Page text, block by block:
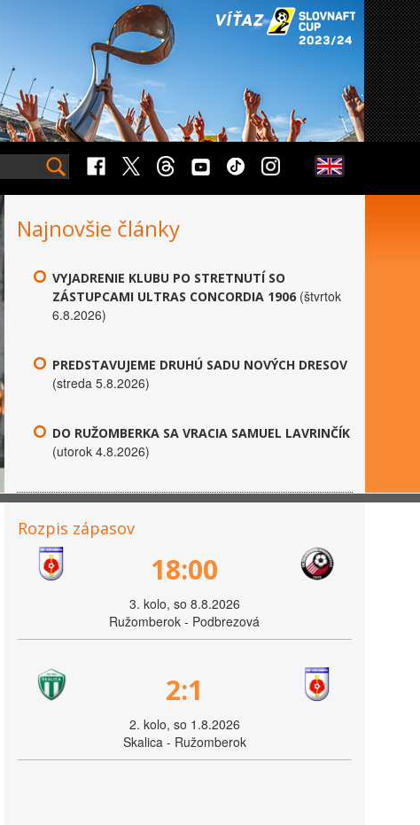
Najnovšie články
VYJADRENIE KLUBU PO STRETNUTÍ SO
ZÁSTUPCAMI ULTRAS CONCORDIA 1906 (štvrtok
6.8.2026)
PREDSTAVUJEME DRUHÚ SADU NOVÝCH DRESOV
(streda 5.8.2026)
DO RUŽOMBERKA SA VRACIA SAMUEL LAVRINČÍK
(utorok 4.8.2026)
Rozpis zápasov
18:00
3. kolo, so 8.8.2026
Ružomberok - Podbrezová
2:1
2. kolo, so 1.8.2026
Skalica - Ružomberok